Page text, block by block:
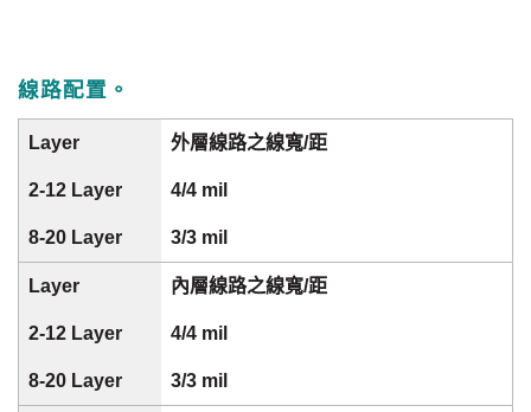
線路配置。
外層線路之線寬/距
4/4 mil
3/3 mil
內層線路之線寬/距
4/4 mil
3/3 mil